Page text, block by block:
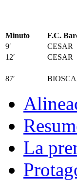
Minuto F.C.
9′
CESAR
12′
CESAR
87′
La